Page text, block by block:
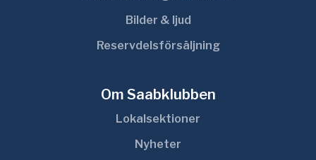
Bilder & ljud
Reservdelsförsäljning
Om Saabklubben
Lokalsektioner
Nyheter